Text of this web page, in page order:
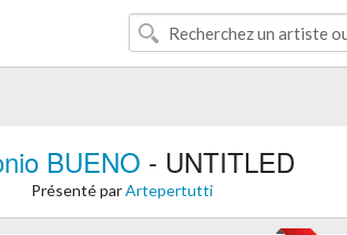
BUENO - UNTITLED
Présenté parArtepertutti